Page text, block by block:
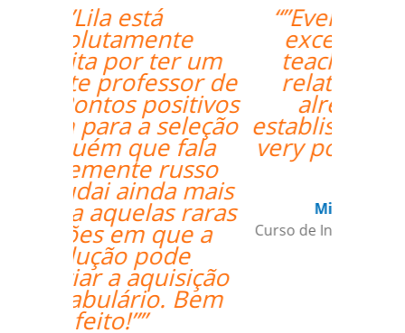
“”Everything went
excellently! The
teacher/student
relationship has
already been
established, and it's a
very positive one for
me.””
Miguel Moneró
Curso de Inglês em Rio de Janeiro